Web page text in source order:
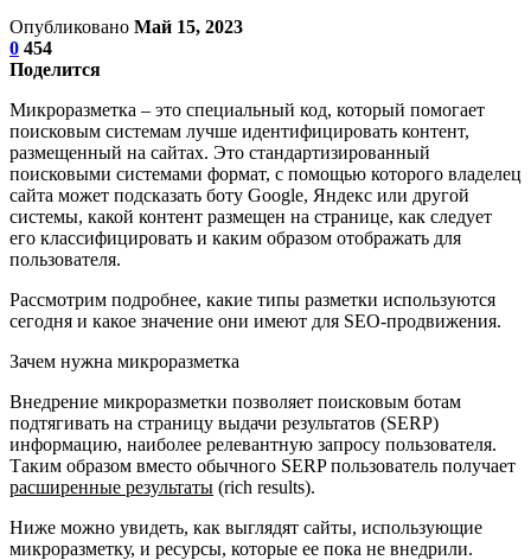
Опубликовано Май 15, 2023
0 454
Поделится
Микроразметка – это специальный код, который помогает
поисковым системам лучше идентифицировать контент,
размещенный на сайтах. Это стандартизированный
поисковыми системами формат, с помощью которого владелец
сайта может подсказать боту Google, Яндекс или другой
системы, какой контент размещен на странице, как следует
его классифицировать и каким образом отображать для
пользователя.
Рассмотрим подробнее, какие типы разметки используются
сегодня и какое значение они имеют для SEO-продвижения.
Зачем нужна микроразметка
Внедрение микроразметки позволяет поисковым ботам
подтягивать на страницу выдачи результатов (SERP)
информацию, наиболее релевантную запросу пользователя.
Таким образом вместо обычного SERP пользователь получает
расширенные результаты (rich results).
Ниже можно увидеть, как выглядят сайты, использующие
микроразметку, и ресурсы, которые ее пока не внедрили.